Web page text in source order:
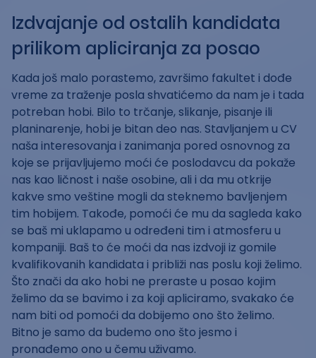
Izdvajanje od ostalih kandidata
prilikom apliciranja za posao
Kada još malo porastemo, završimo fakultet i dođe
vreme za traženje posla shvatićemo da nam je i tada
potreban hobi. Bilo to trčanje, slikanje, pisanje ili
planinarenje, hobi je bitan deo nas. Stavljanjem u CV
naša interesovanja i zanimanja pored osnovnog za
koje se prijavljujemo moći će poslodavcu da pokaže
nas kao ličnost i naše osobine, ali i da mu otkrije
kakve smo veštine mogli da steknemo bavljenjem
tim hobijem. Takođe, pomoći će mu da sagleda kako
se baš mi uklapamo u određeni tim i atmosferu u
kompaniji. Baš to će moći da nas izdvoji iz gomile
kvalifikovanih kandidata i približi nas poslu koji želimo.
Što znači da ako hobi ne preraste u posao kojim
želimo da se bavimo i za koji apliciramo, svakako će
nam biti od pomoći da dobijemo ono što želimo.
Bitno je samo da budemo ono što jesmo i
pronađemo ono u čemu uživamo.